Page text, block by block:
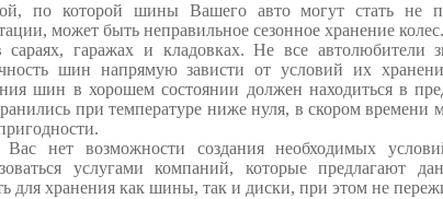
по которой шины Вашего авто могут стать не
может быть неправильное сезонное хранение
гаражах и кладовках. Не все автолюбители
шин напрямую зависти от условий их
шин в хорошем состоянии должен находиться в
при температуре ниже нуля, в скором времени
нет возможности создания необходимых
услугами компаний, которые предлагают
для хранения как шины, так и диски, при этом не